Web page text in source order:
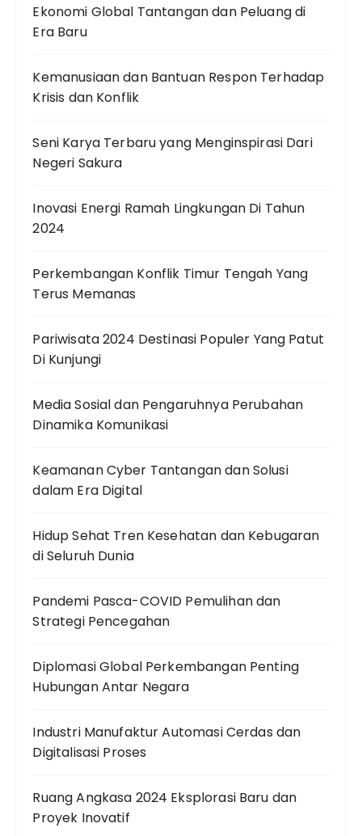
Ekonomi Global Tantangan dan Peluang di
Era Baru
Kemanusiaan dan Bantuan Respon Terhadap
Krisis dan Konflik
Seni Karya Terbaru yang Menginspirasi Dari
Negeri Sakura
Inovasi Energi Ramah Lingkungan Di Tahun
2024
Perkembangan Konflik Timur Tengah Yang
Terus Memanas
Pariwisata 2024 Destinasi Populer Yang Patut
Di Kunjungi
Media Sosial dan Pengaruhnya Perubahan
Dinamika Komunikasi
Keamanan Cyber Tantangan dan Solusi
dalam Era Digital
Hidup Sehat Tren Kesehatan dan Kebugaran
di Seluruh Dunia
Pandemi Pasca-COVID Pemulihan dan
Strategi Pencegahan
Diplomasi Global Perkembangan Penting
Hubungan Antar Negara
Industri Manufaktur Automasi Cerdas dan
Digitalisasi Proses
Ruang Angkasa 2024 Eksplorasi Baru dan
Proyek Inovatif